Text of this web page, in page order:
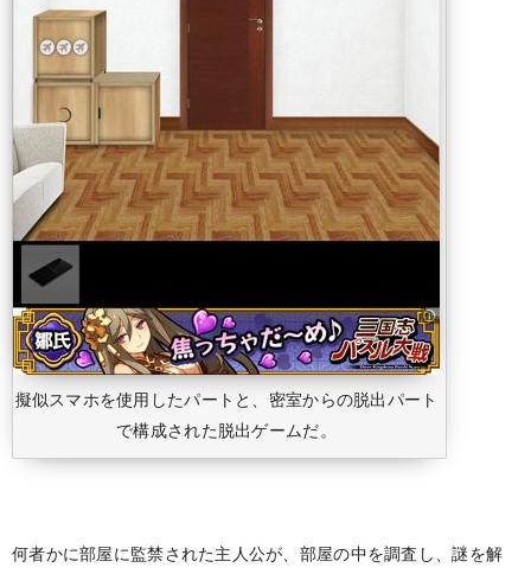
擬似スマホを使用したパートと、密室からの脱出パート
で構成された脱出ゲームだ。
何者かに部屋に監禁された主人公が、部屋の中を調査し、謎を解